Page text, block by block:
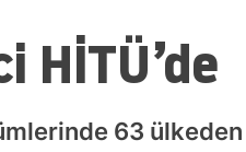
Ankara
Antalya
HİTÜ’de
63